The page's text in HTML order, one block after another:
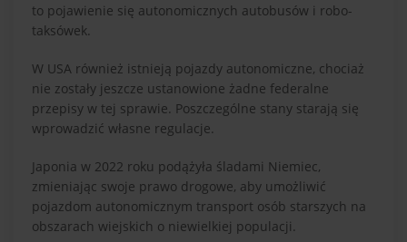
to pojawienie się autonomicznych autobusów i robo-
taksówek.
W USA również istnieją pojazdy autonomiczne, chociaż
nie zostały jeszcze ustanowione żadne federalne
przepisy w tej sprawie. Poszczególne stany starają się
wprowadzić własne regulacje.
Japonia w 2022 roku podążyła śladami Niemiec,
zmieniając swoje prawo drogowe, aby umożliwić
pojazdom autonomicznym transport osób starszych na
obszarach wiejskich o niewielkiej populacji.